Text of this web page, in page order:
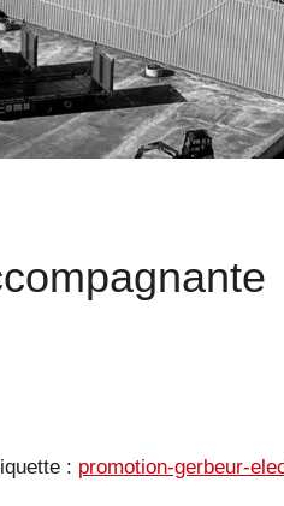
: promotion-gerbeur-